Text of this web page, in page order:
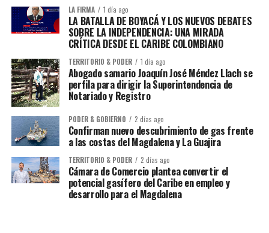
LA FIRMA 1 día ago
LA BATALLA DE BOYACÁ Y LOS NUEVOS DEBATES
SOBRE LA INDEPENDENCIA: UNA MIRADA
CRÍTICA DESDE EL CARIBE COLOMBIANO
TERRITORIO & PODER 1 día ago
Abogado samario Joaquín José Méndez Llach se
perfila para dirigir la Superintendencia de
Notariado y Registro
PODER & GOBIERNO 2 días ago
Confirman nuevo descubrimiento de gas frente
a las costas del Magdalena y La Guajira
TERRITORIO & PODER 2 días ago
Cámara de Comercio plantea convertir el
potencial gasífero del Caribe en empleo y
desarrollo para el Magdalena